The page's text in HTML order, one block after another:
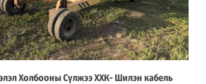
Холбооны Сүлжээ ХХК- Шилэн кабель